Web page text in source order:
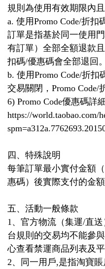
規則為使用有效期限內
a. 使用Promo Code/折
訂單是指基於同一使用
有訂單）全部全額退款
扣碼/優惠碼會全部退回。
b. 使用Promo Code/折
交易關閉，Promo Code/
6) Promo Code優惠碼詳
https://world.taobao.com/
四、特殊說明
每筆訂單最小實付金額
惠碼）後實際支付的金
五、活動一般條款
1、官方物流（集運/直
台規則的交易均不能參
心查看禁運商品列表及平
2、同一用戶,是指淘寶